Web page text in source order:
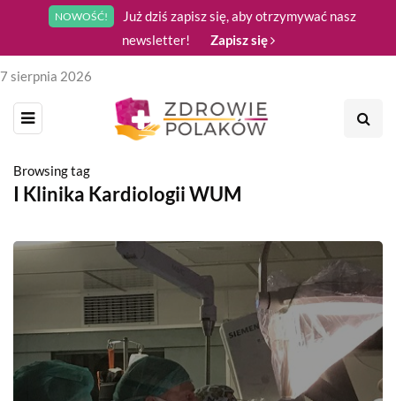
NOWOŚĆ!
Już dziś zapisz się, aby otrzymywać nasz
newsletter!
Zapisz się
7 sierpnia 2026
Browsing tag
I Klinika Kardiologii WUM